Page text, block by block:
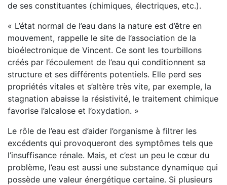
de ses constituantes (chimiques, électriques, etc.).
« L’état normal de l’eau dans la nature est d’être en
mouvement, rappelle le site de l’association de la
bioélectronique de Vincent. Ce sont les tourbillons
créés par l’écoulement de l’eau qui conditionnent sa
structure et ses différents potentiels. Elle perd ses
propriétés vitales et s’altère très vite, par exemple, la
stagnation abaisse la résistivité, le traitement chimique
favorise l’alcalose et l’oxydation. »
Le rôle de l’eau est d’aider l’organisme à filtrer les
excédents qui provoqueront des symptômes tels que
l’insuffisance rénale. Mais, et c’est un peu le cœur du
problème, l’eau est aussi une substance dynamique qui
possède une valeur énergétique certaine. Si plusieurs